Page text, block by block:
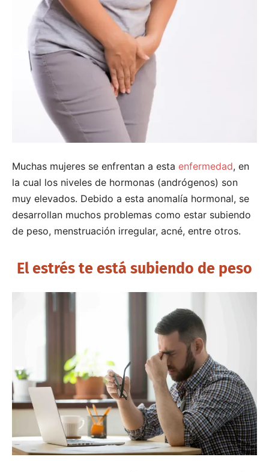
Muchas mujeres se enfrentan a esta enfermedad, en
la cual los niveles de hormonas (andrógenos) son
muy elevados. Debido a esta anomalía hormonal, se
desarrollan muchos problemas como estar subiendo
de peso, menstruación irregular, acné, entre otros.
El estrés te está subiendo de peso